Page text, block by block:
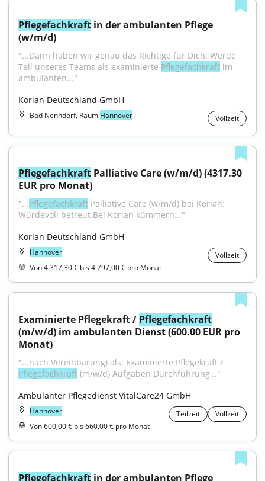
Pflegefachkraft in der ambulanten Pflege
(w/m/d)
"...Dann haben wir genau das Richtige für Dich: Werde
Teil unseres Teams als examinierte Pflegefachkraft im
ambulanten..."
Korian Deutschland GmbH
Bad Nenndorf, Raum Hannover Vollzeit
Pflegefachkraft Palliative Care (w/m/d) (4317.30
EUR pro Monat)
"...Pflegefachkraft Palliative Care (w/m/d) bei Korian:
Würdevoll betreut Bei Korian kümmern..."
Korian Deutschland GmbH
Hannover
Vollzeit
Von 4.317,30 € bis 4.797,00 € pro Monat
Examinierte Pflegekraft / Pflegefachkraft
(m/w/d) im ambulanten Dienst (600.00 EUR pro
Monat)
Pflegefachkraft (m/w/d) Aufgaben Durchführung..."
Ambulanter Pflegedienst VitalCare24 GmbH
Hannover Teilzeit
Vollzeit
Von 600,00 € bis 660,00 € pro Monat
Pflegefachkraft in der ambulanten Pflege